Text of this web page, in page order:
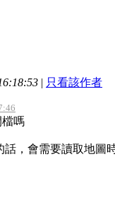
| 只看該作者
嗎
話，會需要讀取地圖